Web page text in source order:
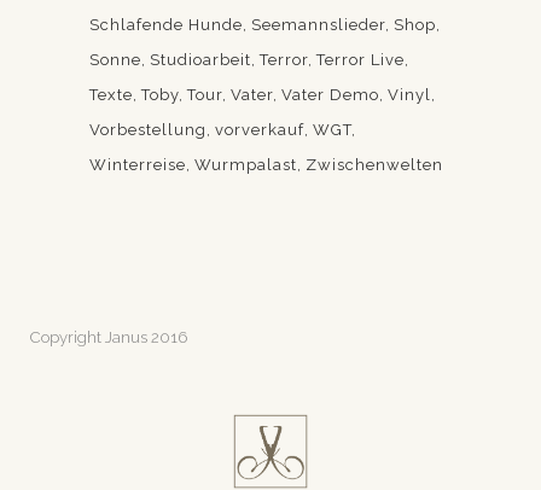
Schlafende Hunde Seemannslieder Shop
Sonne Studioarbeit Terror Terror Live
Texte Toby Tour Vater Vater Demo Vinyl
Vorbestellung vorverkauf WGT
Winterreise Wurmpalast Zwischenwelten
Copyright Janus 2016